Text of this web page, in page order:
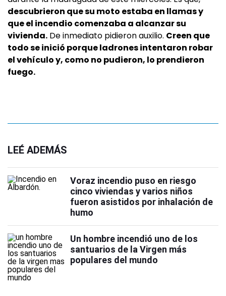
descubrieron que su moto estaba en llamas y
que el incendio comenzaba a alcanzar su
vivienda. De inmediato pidieron auxilio. Creen que
todo se inició porque ladrones intentaron robar
el vehículo y, como no pudieron, lo prendieron
fuego.
LEÉ ADEMÁS
Voraz incendio puso en riesgo
cinco viviendas y varios niños
fueron asistidos por inhalación de
humo
Un hombre incendió uno de los
santuarios de la Virgen más
populares del mundo